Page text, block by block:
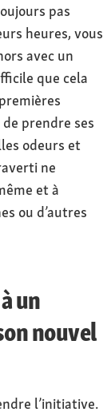
pas
heures, vous
avec un
que cela
prendre ses
odeurs et
ne
et à
ou d’autres
un
nouvel
l’initiative.